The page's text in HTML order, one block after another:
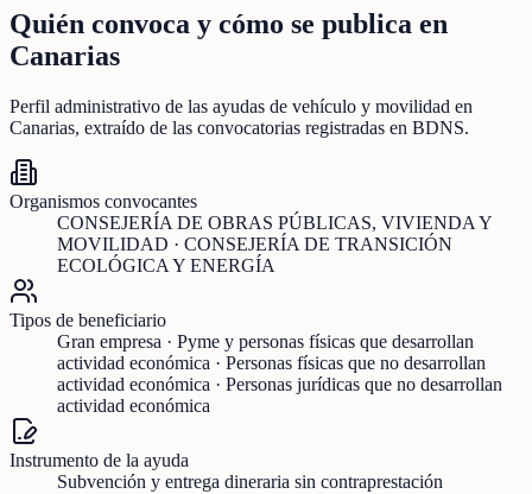
Quién convoca y cómo se publica en
Canarias
Perfil administrativo de las ayudas de vehículo y movilidad en
Canarias, extraído de las convocatorias registradas en BDNS.
Organismos convocantes
CONSEJERÍA DE OBRAS PÚBLICAS, VIVIENDA Y
MOVILIDAD · CONSEJERÍA DE TRANSICIÓN
ECOLÓGICA Y ENERGÍA
Tipos de beneficiario
Gran empresa · Pyme y personas físicas que desarrollan
actividad económica · Personas físicas que no desarrollan
actividad económica · Personas jurídicas que no desarrollan
actividad económica
Instrumento de la ayuda
Subvención y entrega dineraria sin contraprestación